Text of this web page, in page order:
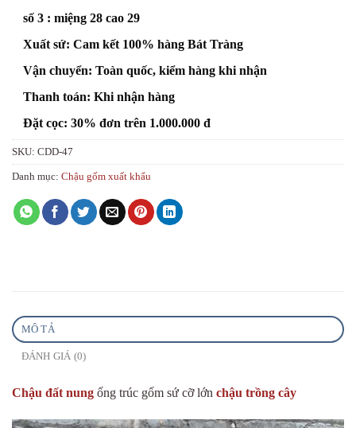
số 3 : miệng 28 cao 29
Xuất sứ: Cam kết 100% hàng Bát Tràng
Vận chuyển: Toàn quốc, kiểm hàng khi nhận
Thanh toán: Khi nhận hàng
Đặt cọc: 30% đơn trên 1.000.000 đ
SKU: CDD-47
Danh mục: Chậu gốm xuất khẩu
MÔ TẢ
ĐÁNH GIÁ (0)
Chậu đất nung ống trúc gốm sứ cỡ lớn chậu trồng cây